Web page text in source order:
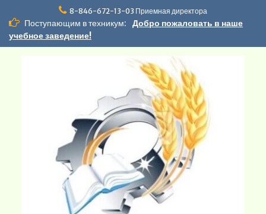
содержимому
8-846-672-13-03 Приемная директора
Поступающим в техникум:
Добро пожаловать в наше
учебное заведение!